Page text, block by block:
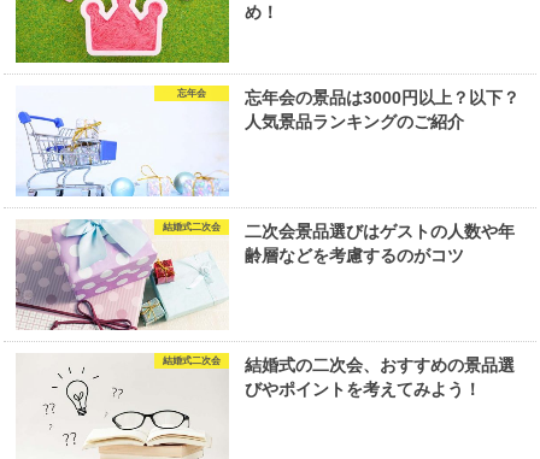
め！
忘年会
忘年会の景品は3000円以上？以下？
人気景品ランキングのご紹介
結婚式二次会
二次会景品選びはゲストの人数や年
齢層などを考慮するのがコツ
結婚式二次会
結婚式の二次会、おすすめの景品選
びやポイントを考えてみよう！